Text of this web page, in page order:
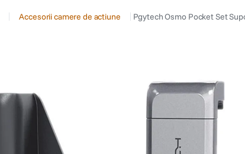
trepied
canon sx740 hs
Accesorii camere de actiune Pgytech Osmo Pocket Set